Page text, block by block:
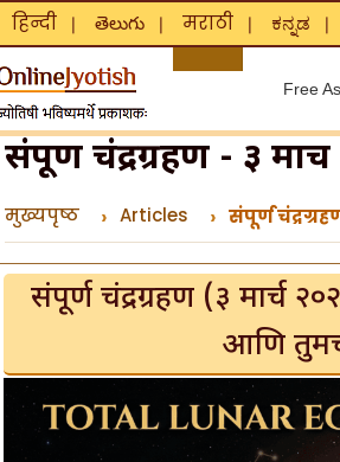
हिन्दी ❘ తెలుగు ❘ मराठी ❘ ಕನ್ನಡ ❘
Free
संपूर्ण चंद्रग्रहण - ३
मुख्यपृष्ठ Articles संपूर्ण
संपूर्ण चंद्रग्रहण (३ मार्च
आणि